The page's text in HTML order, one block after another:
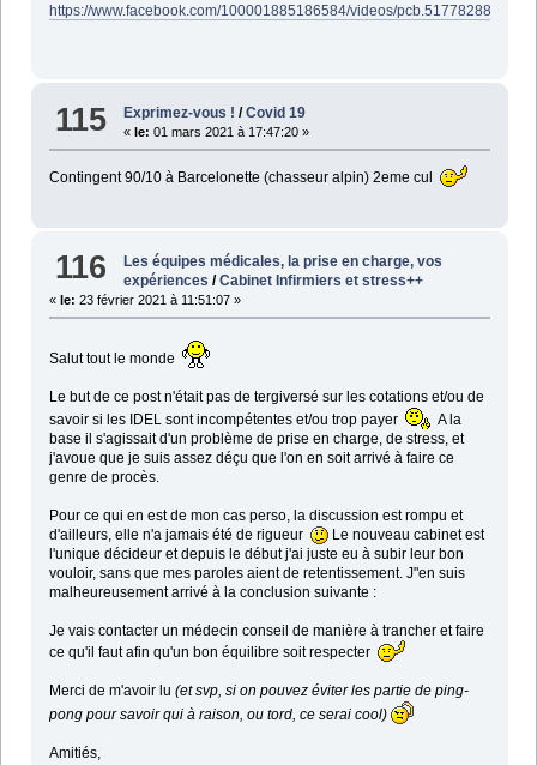
https://www.facebook.com/100001885186584/videos/
115 Exprimez-vous ! /Covid 19
« le: 01 mars 2021 à 17:47:20 »
Contingent 90/10 à Barcelonette (chasseur alpin) 2eme cul
116
Les équipes médicales, la prise en charge, vos
expériences /Cabinet Infirmiers et stress++
« le: 23 février 2021 à 11:51:07 »
Salut tout le monde
Le but de ce post n'était pas de tergiversé sur les cotations et/ou de
savoir si les IDEL sont incompétentes et/ou trop payer
A la
base il s'agissait d'un problème de prise en charge, de stress, et
j'avoue que je suis assez déçu que l'on en soit arrivé à faire ce
genre de procès.
Pour ce qui en est de mon cas perso, la discussion est rompu et
d'ailleurs, elle n'a jamais été de rigueur
Le nouveau cabinet est
l'unique décideur et depuis le début j'ai juste eu à subir leur bon
vouloir, sans que mes paroles aient de retentissement. J"en suis
malheureusement arrivé à la conclusion suivante :
Je vais contacter un médecin conseil de manière à trancher et faire
ce qu'il faut afin qu'un bon équilibre soit respecter
Merci de m'avoir lu (et svp, si on pouvez éviter les partie de ping-
pong pour savoir qui à raison, ou tord, ce serai cool)
Amitiés,